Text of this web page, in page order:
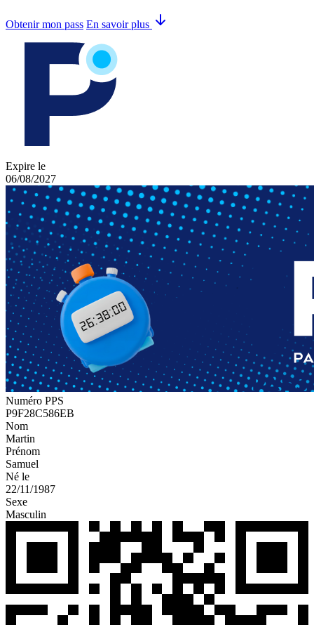
Obtenir mon pass En savoir plus
Expire le
06/08/2027
Numéro PPS
P9F28C586EB
Nom
Martin
Prénom
Samuel
Né le
22/11/1987
Sexe
Masculin